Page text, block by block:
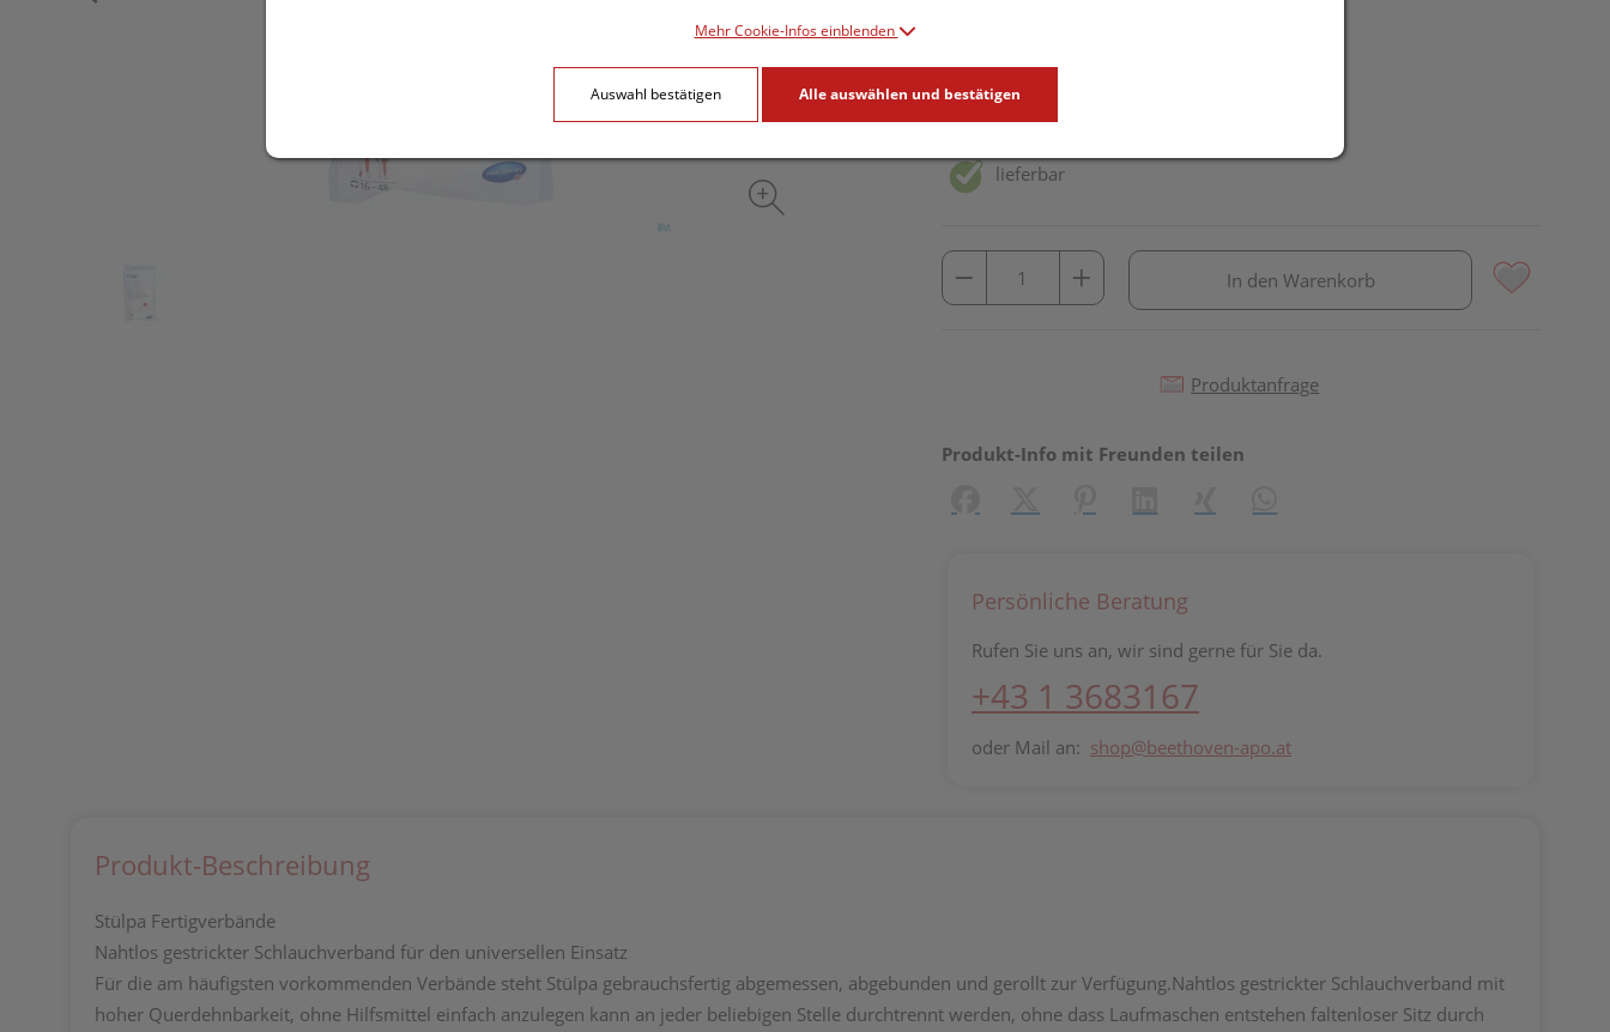
inkl. 20% MwSt.
lieferbar
In den Warenkorb
Produktanfrage
Produkt-Info mit Freunden teilen
Persönliche Beratung
Rufen Sie uns an, wir sind gerne für Sie da.
+43 1 3683167
oder Mail an: shop@beethoven-apo.at
Produkt-Beschreibung
Stülpa Fertigverbände
Nahtlos gestrickter Schlauchverband für den universellen Einsatz
Für die am häufigsten vorkommenden Verbände steht Stülpa gebrauchsfertig abgemessen, abgebunden und gerollt zur Verfügung.Nahtlos gestrickter Schlauchverband mit
hoher Querdehnbarkeit, ohne Hilfsmittel einfach anzulegen kann an jeder beliebigen Stelle durchtrennt werden, ohne dass Laufmaschen entstehen faltenloser Sitz durch
Mehr Cookie-Infos einblenden
Auswahl bestätigen Alle auswählen und bestätigen